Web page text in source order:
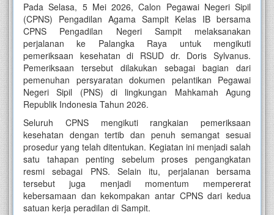
Pada Selasa, 5 Mei 2026, Calon Pegawai Negeri Sipil
(CPNS) Pengadilan Agama Sampit Kelas IB bersama
CPNS Pengadilan Negeri Sampit melaksanakan
perjalanan ke Palangka Raya untuk mengikuti
pemeriksaan kesehatan di RSUD dr. Doris Sylvanus.
Pemeriksaan tersebut dilakukan sebagai bagian dari
pemenuhan persyaratan dokumen pelantikan Pegawai
Negeri Sipil (PNS) di lingkungan Mahkamah Agung
Republik Indonesia Tahun 2026.
Seluruh CPNS mengikuti rangkaian pemeriksaan
kesehatan dengan tertib dan penuh semangat sesuai
prosedur yang telah ditentukan. Kegiatan ini menjadi salah
satu tahapan penting sebelum proses pengangkatan
resmi sebagai PNS. Selain itu, perjalanan bersama
tersebut juga menjadi momentum mempererat
kebersamaan dan kekompakan antar CPNS dari kedua
satuan kerja peradilan di Sampit.